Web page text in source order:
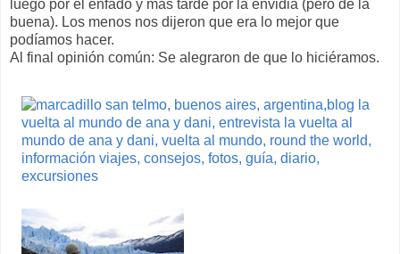
luego por el enfado y más tarde por la envidia (pero de la
buena). Los menos nos dijeron que era lo mejor que
podíamos hacer.
Al final opinión común: Se alegraron de que lo hiciéramos.